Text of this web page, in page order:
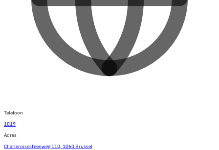
Telefoon
1819
Adres
Charleroisesteenweg 110, 1060 Brussel